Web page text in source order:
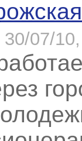
07/